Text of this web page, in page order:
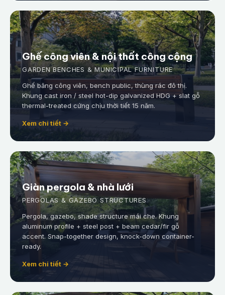
Ghế công viên & nội thất công cộng
GARDEN BENCHES & MUNICIPAL FURNITURE
Ghế băng công viên, bench public, thùng rác đô thị.
Khung cast iron / steel hot-dip galvanized HDG + slat gỗ
thermal-treated cứng chịu thời tiết 15 năm.
Xem chi tiết →
Giàn pergola & nhà lưới
PERGOLAS & GAZEBO STRUCTURES
Pergola, gazebo, shade structure mái che. Khung
aluminum profile + steel post + beam cedar/fir gỗ
accent. Snap-together design, knock-down container-
ready.
Xem chi tiết →